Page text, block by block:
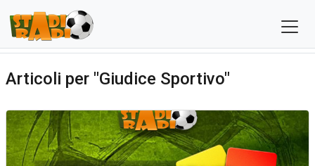
Articoli per "Giudice Sportivo"